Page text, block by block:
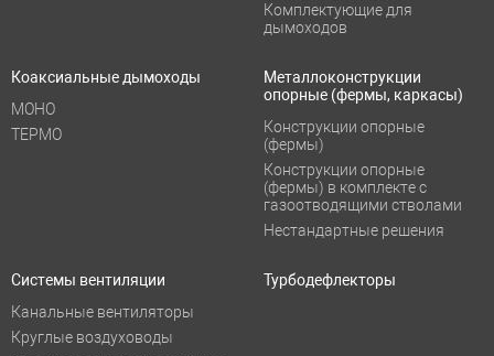
Комплектующие для
дымоходов
Коаксиальные дымоходы
МОНО
ТЕРМО
Металлоконструкции
опорные (фермы, каркасы)
Конструкции опорные
(фермы)
Конструкции опорные
(фермы) в комплекте с
газоотводящими стволами
Нестандартные решения
Системы вентиляции
Канальные вентиляторы
Круглые воздуховоды
Турбодефлекторы